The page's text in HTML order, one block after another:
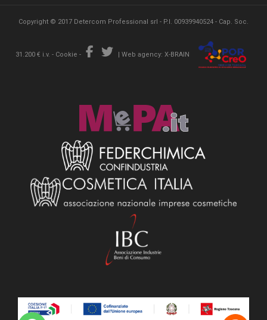
Copyright © 2017 Detercom Professional srl - P.I. 00939940524 - Cap. Soc.
31.200 € i.v. - Cookie - | Web agency: X-BRAIN